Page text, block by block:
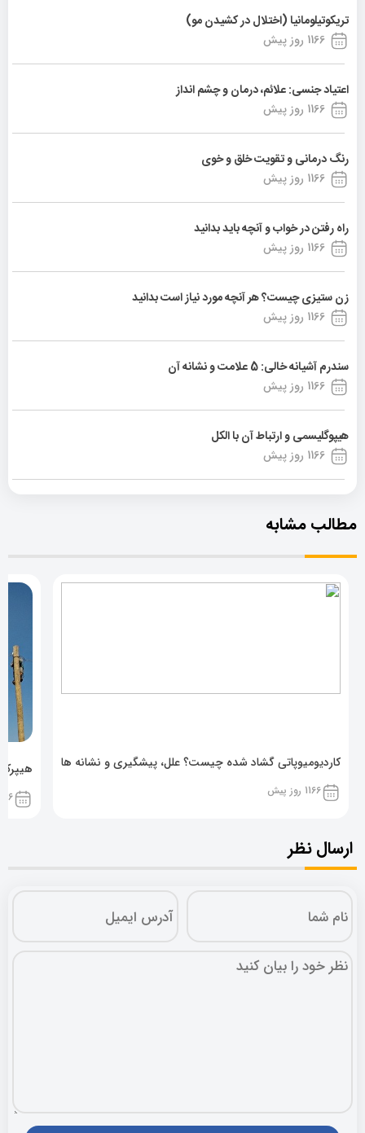
تریکوتیلومانیا (اختلال در کشیدن مو)
1166 روز پیش
اعتیاد جنسی: علائم، درمان و چشم انداز
1166 روز پیش
رنگ درمانی و تقویت خلق و خوی
1166 روز پیش
راه رفتن در خواب و آنچه باید بدانید
1166 روز پیش
زن ستیزی چیست؟ هر آنچه مورد نیاز است بدانید
1166 روز پیش
سندرم آشیانه خالی: 5 علامت و نشانه آن
1166 روز پیش
هیپوگلیسمی و ارتباط آن با الکل
1166 روز پیش
مطالب مشابه
کاردیومیوپاتی گشاد شده چیست؟ علل، پیشگیری و نشانه ها
1166 روز پیش 1166
ارسال نظر